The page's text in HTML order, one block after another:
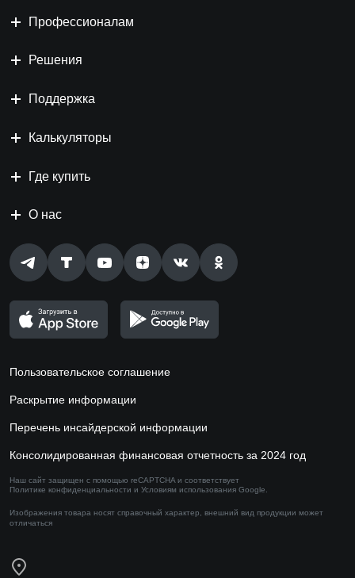
Профессионалам
Решения
Поддержка
Калькуляторы
Где купить
О нас
Пользовательское соглашение
Раскрытие информации
Перечень инсайдерской информации
Консолидированная финансовая отчетность за 2024 год
Наш сайт защищен с помощью reCAPTCHA и соответствует
Политике конфиденциальности и Условиям использования Google.
Изображения товара носят справочный характер, внешний вид продукции может
отличаться